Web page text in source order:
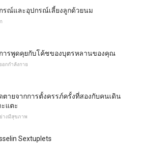
รณ์และอุปกรณ์เลี้ยงลูกด้วยนม
ารพูดคุยกับโค้ชของบุตรหลานของคุณ
อกกำลังกาย
ตายจากการตั้งครรภ์ครั้งที่สองกับคนเดิน
ะแตะ
างมีสุขภาพ
Sextuplets